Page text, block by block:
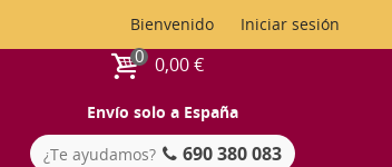
Bienvenido Iniciar sesión
0 0,00 €
Envío solo a España
¿Te ayudamos?
690 380 083